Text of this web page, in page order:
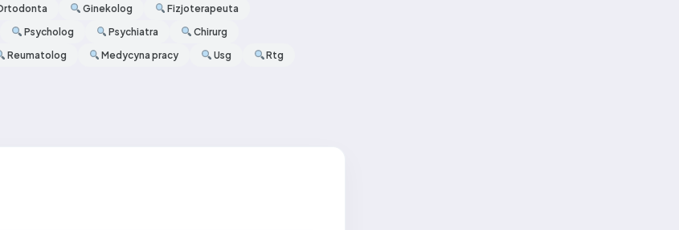
Ginekolog
Fizjoterapeuta
Psycholog Psychiatra
Chirurg
Reumatolog Medycyna pracy Usg
Rtg